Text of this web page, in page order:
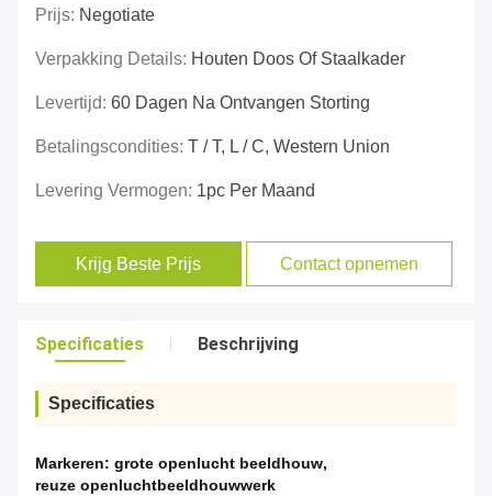
Prijs: Negotiate
Verpakking Details: Houten Doos Of Staalkader
Levertijd: 60 Dagen Na Ontvangen Storting
Betalingscondities: T / T, L / C, Western Union
Levering Vermogen: 1pc Per Maand
Krijg Beste Prijs Contact opnemen
Specificaties Beschrijving
Specificaties
Markeren: grote openlucht beeldhouw,
reuze openluchtbeeldhouwwerk